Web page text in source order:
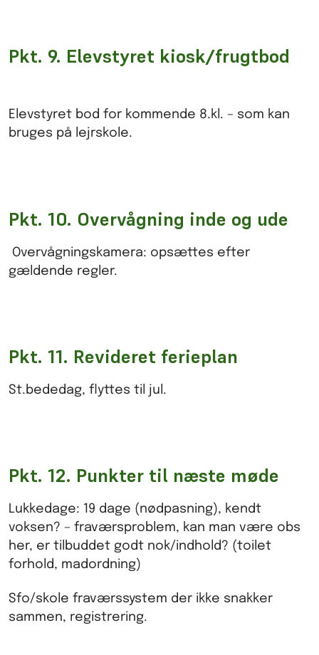
Pkt. 9. Elevstyret kiosk/frugtbod
Elevstyret bod for kommende 8.kl. – som kan
bruges på lejrskole.
Pkt. 10. Overvågning inde og ude
Overvågningskamera: opsættes efter
gældende regler.
Pkt. 11. Revideret ferieplan
St.bededag, flyttes til jul.
Pkt. 12. Punkter til næste møde
Lukkedage: 19 dage (nødpasning), kendt
voksen? – fraværsproblem, kan man være obs
her, er tilbuddet godt nok/indhold? (toilet
forhold, madordning)
Sfo/skole fraværssystem der ikke snakker
sammen, registrering.